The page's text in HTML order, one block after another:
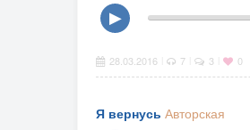
▶
28.03.2016 7 3 0
Я вернусь Авторская